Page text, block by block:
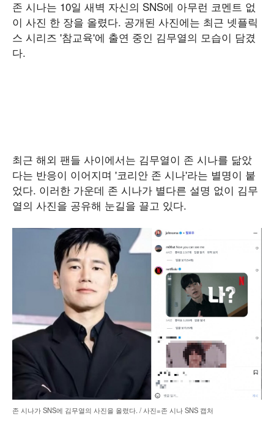
존 시나는 10일 새벽 자신의 SNS에 아무런 코멘트 없
이 사진 한 장을 올렸다. 공개된 사진에는 최근 넷플릭
스 시리즈 '참교육'에 출연 중인 김무열의 모습이 담겼
다.
최근 해외 팬들 사이에서는 김무열이 존 시나를 닮았
다는 반응이 이어지며 '코리안 존 시나'라는 별명이 붙
었다. 이러한 가운데 존 시나가 별다른 설명 없이 김무
열의 사진을 공유해 눈길을 끌고 있다.
존 시나가 SNS에 김무열의 사진을 올렸다. / 사진=존 시나 SNS 캡처